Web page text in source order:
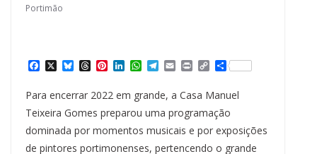
Portimão
e
b
o
k
X B
e
s
y
T
r
e
a
s
P
n
t
e
e
s
L
k
e
I
n
W
t
s
p
p
T
l
e
g
a
m
E
i
l
P
n
t
C
p
y
L
n
k
S
r
e
Para encerrar 2022 em grande, a Casa Manuel
Teixeira Gomes preparou uma programação
dominada por momentos musicais e por exposições
de pintores portimonenses, pertencendo o grande